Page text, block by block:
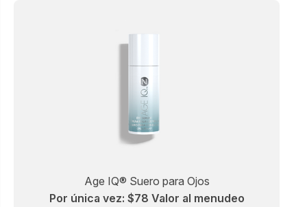
Age IQ® Suero para Ojos
Por única vez: $78 Valor al menudeo